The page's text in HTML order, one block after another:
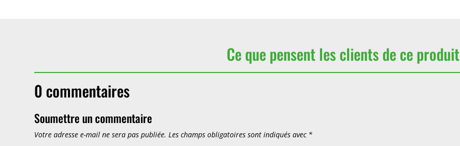
Ce que pensent les clients de ce produit
0 commentaires
Soumettre un commentaire
Votre adresse e-mail ne sera pas publiée. Les champs obligatoires sont indiqués avec *